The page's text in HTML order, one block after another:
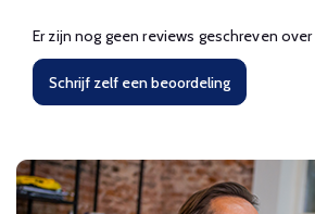
Er zijn nog geen reviews geschreven
Schrijf zelf een beoordeling